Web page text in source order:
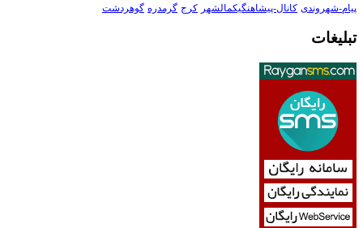
پیام-شهروندی کانال-پیشاهنگیکمالشهر کرج گرمدره گوهردشت
تبلیغات